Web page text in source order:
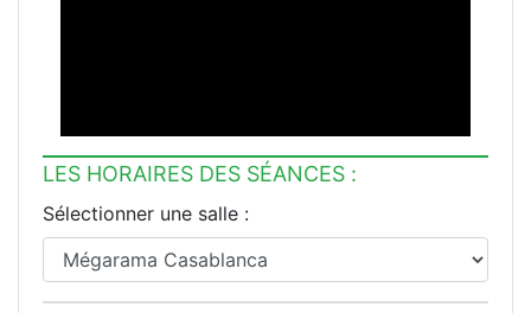
LES HORAIRES DES SÉANCES :
Sélectionner une salle :